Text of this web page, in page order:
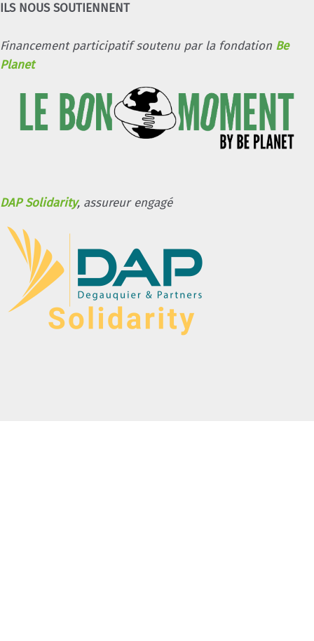
ILS NOUS SOUTIENNENT
Financement participatif soutenu par la fondation Be
Planet
DAP Solidarity, assureur engagé